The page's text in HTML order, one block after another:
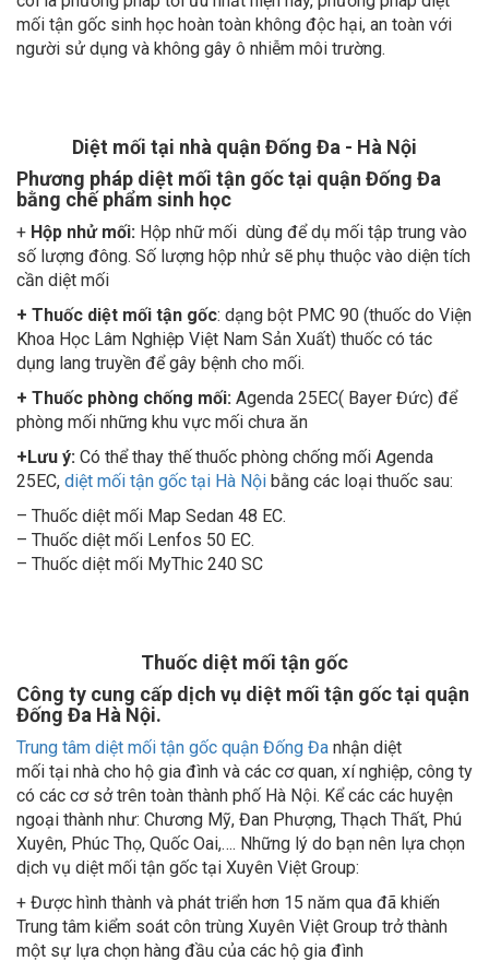
mối tận gốc sinh học hoàn toàn không độc hại, an toàn với
người sử dụng và không gây ô nhiễm môi trường.
Diệt mối tại nhà quận Đống Đa - Hà Nội
Phương pháp diệt mối tận gốc tại quận Đống Đa
bằng chế phẩm sinh học
Hộp nhử mối: Hộp nhữ mối dùng để dụ mối tập trung vào
số lượng đông. Số lượng hộp nhử sẽ phụ thuộc vào diện tích
cần diệt mối
+ Thuốc diệt mối tận gốc
: dạng bột PMC 90 (thuốc do Viện
Khoa Học Lâm Nghiệp Việt Nam Sản Xuất) thuốc có tác
dụng lang truyền để gây bệnh cho mối.
+ Thuốc phòng chống mối:
Agenda 25EC( Bayer Đức) để
phòng mối những khu vực mối chưa ăn
+Lưu ý: Có thể thay thế thuốc phòng chống mối Agend
25EC,diệt mối tận gốc tại Hà Nộibằng các loại thuốc sau:
– Thuốc diệt mối Map Sedan 48 EC.
– Thuốc diệt mối Lenfos 50 EC.
– Thuốc diệt mối MyThic 240 SC
Thuốc diệt mối tận gốc
Công ty cung cấp dịch vụ diệt mối tận gốc tại quận
Đống Đa Hà Nội.
Trung tâm diệt mối tận gốc quận Đống Đa
nhận diệt
mối tại nhà cho hộ gia đình và các cơ quan, xí nghiệp, công ty
có các cơ sở trên toàn thành phố Hà Nội. Kể các các huyện
ngoại thành như: Chương Mỹ, Đan Phượng, Thạch Thất, Phú
Xuyên, Phúc Thọ, Quốc Oai,…. Những lý do bạn nên lựa chọn
dịch vụ diệt mối tận gốc tại Xuyên Việt Group:
+ Được hình thành và phát triển hơn 15 năm qua đã khiến
Trung tâm kiểm soát côn trùng Xuyên Việt Group trở thành
một sự lựa chọn hàng đầu của các hộ gia đình